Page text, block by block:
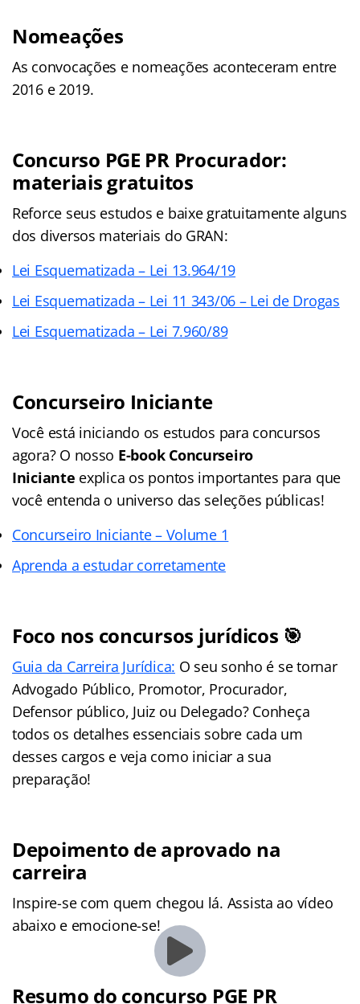
Nomeações
As convocações e nomeações aconteceram entre
2016 e 2019.
Concurso PGE PR Procurador:
materiais gratuitos
Reforce seus estudos e baixe gratuitamente alguns
dos diversos materiais do GRAN:
Lei Esquematizada – Lei 13.964/19
Lei Esquematizada – Lei 11 343/06 – Lei de Drogas
Lei Esquematizada – Lei 7.960/89
Concurseiro Iniciante
Você está iniciando os estudos para concursos
agora? O nosso E-book Concurseiro
Iniciante explica os pontos importantes para que
você entenda o universo das seleções públicas!
Concurseiro Iniciante – Volume 1
Aprenda a estudar corretamente
Foco nos concursos jurídicos 🎯
Guia da Carreira Jurídica: O seu sonho é se tornar
Advogado Público, Promotor, Procurador,
Defensor público, Juiz ou Delegado? Conheça
todos os detalhes essenciais sobre cada um
desses cargos e veja como iniciar a sua
preparação!
Depoimento de aprovado na
carreira
Inspire-se com quem chegou lá. Assista ao vídeo
abaixo e emocione-se!
Resumo do concurso PGE PR